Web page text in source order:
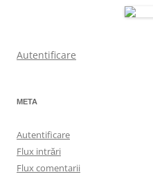
Autentificare
META
Autentificare
Flux intrări
Flux comentarii